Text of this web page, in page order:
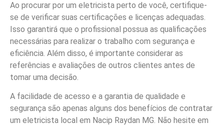
Ao procurar por um eletricista perto de você, certifique-
se de verificar suas certificações e licenças adequadas.
Isso garantirá que o profissional possua as qualificações
necessárias para realizar o trabalho com segurança e
eficiência. Além disso, é importante considerar as
referências e avaliações de outros clientes antes de
tomar uma decisão.
A facilidade de acesso e a garantia de qualidade e
segurança são apenas alguns dos benefícios de contratar
um eletricista local em Nacip Raydan MG. Não hesite em